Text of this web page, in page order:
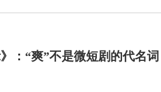
：“爽”不是微短剧的代名词